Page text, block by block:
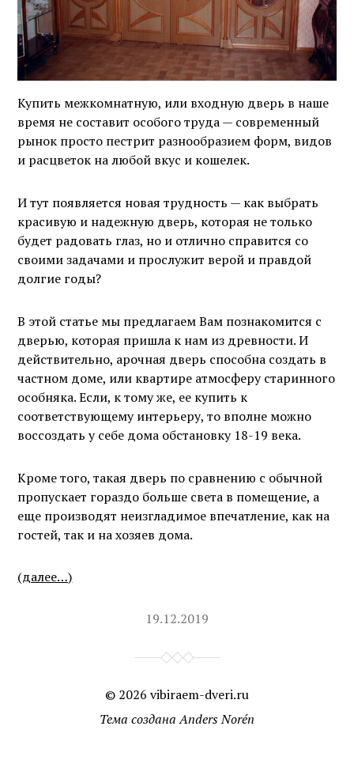
Купить межкомнатную, или входную дверь в наше
время не составит особого труда — современный
рынок просто пестрит разнообразием форм, видов
и расцветок на любой вкус и кошелек.
И тут появляется новая трудность — как выбрать
красивую и надежную дверь, которая не только
будет радовать глаз, но и отлично справится со
своими задачами и прослужит верой и правдой
долгие годы?
В этой статье мы предлагаем Вам познакомится с
дверью, которая пришла к нам из древности. И
действительно, арочная дверь способна создать в
частном доме, или квартире атмосферу старинного
особняка. Если, к тому же, ее купить к
соответствующему интерьеру, то вполне можно
воссоздать у себе дома обстановку 18-19 века.
Кроме того, такая дверь по сравнению с обычной
пропускает гораздо больше света в помещение, а
еще производят неизгладимое впечатление, как на
гостей, так и на хозяев дома.
(далее…)
19.12.2019
© 2026 vibiraem-dveri.ru
Тема созданаAnders Norén